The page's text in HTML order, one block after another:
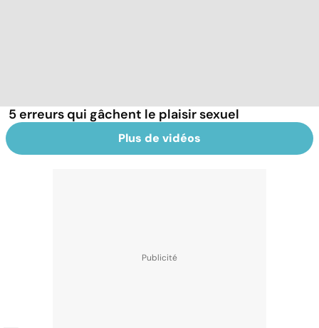
5 erreurs qui gâchent le plaisir sexuel
Plus de vidéos